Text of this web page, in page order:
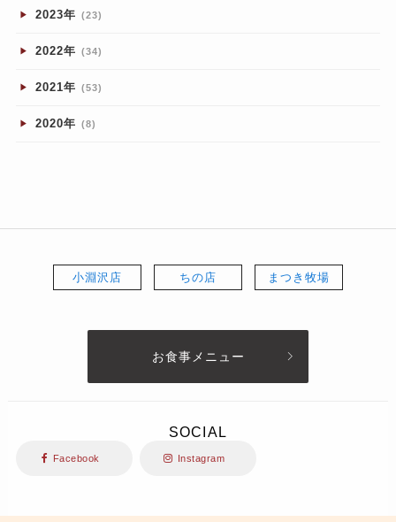
2023年 (23)
2022年 (34)
2021年 (53)
2020年 (8)
小淵沢店 ちの店 まつき牧場
お食事メニュー
SOCIAL
Facebook Instagram